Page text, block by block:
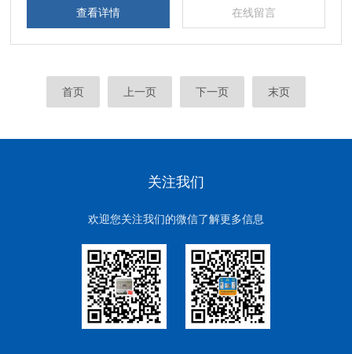
查看详情 在线留言
首页 上一页 下一页 末页
关注我们
欢迎您关注我们的微信了解更多信息